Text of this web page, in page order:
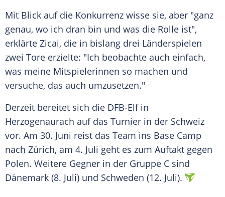
Mit Blick auf die Konkurrenz wisse sie, aber "ganz
genau, wo ich dran bin und was die Rolle ist",
erklärte Zicai, die in bislang drei Länderspielen
zwei Tore erzielte: "Ich beobachte auch einfach,
was meine Mitspielerinnen so machen und
versuche, das auch umzusetzen."
Derzeit bereitet sich die DFB-Elf in
Herzogenaurach auf das Turnier in der Schweiz
vor. Am 30. Juni reist das Team ins Base Camp
nach Zürich, am 4. Juli geht es zum Auftakt gegen
Polen. Weitere Gegner in der Gruppe C sind
Dänemark (8. Juli) und Schweden (12. Juli).